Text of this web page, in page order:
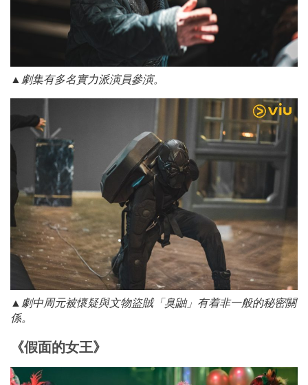
▲劇集有多名實力派演員參演。
▲劇中周元被懷疑與文物盜賊「臭鼬」有着非一般的秘密關
係。
《假面的女王》